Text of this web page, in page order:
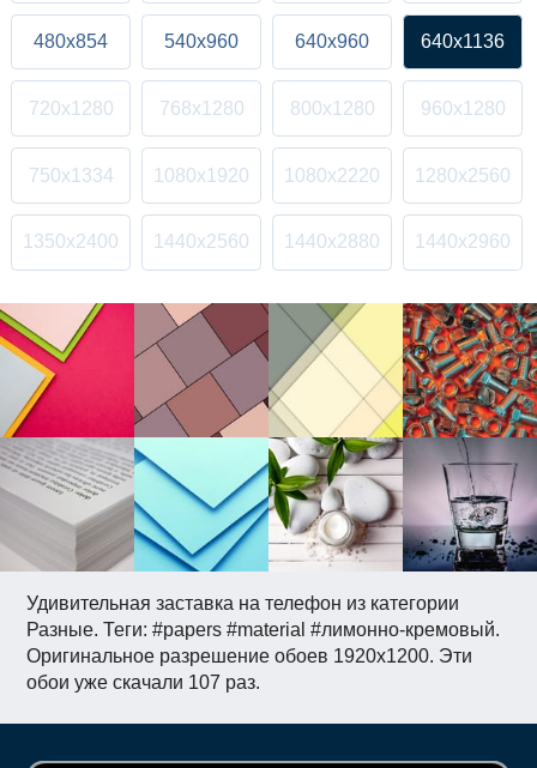
Удивительная заставка на телефон из категории
Разные. Теги: #papers #material #лимонно-кремовый.
Оригинальное разрешение обоев 1920x1200. Эти
обои уже скачали 107 раз.
480x854 540x960 640x960 640x1136
720x1280 768x1280 800x1280 960x1280
750x1334 1080x1920 1080x2220 1280x2560
1350x2400 1440x2560 1440x2880 1440x2960